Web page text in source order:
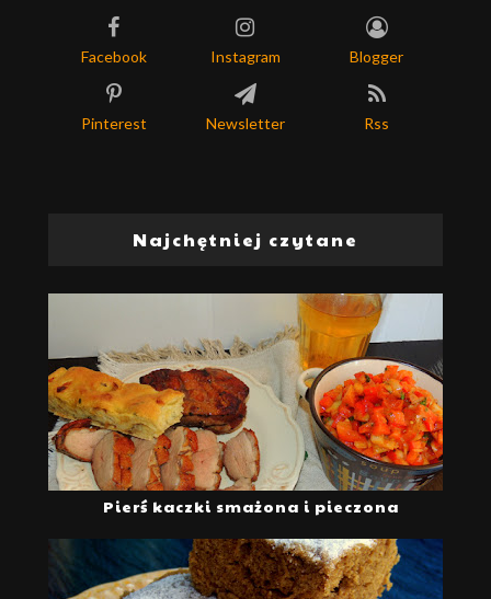
Facebook Instagram Blogger
Pinterest Newsletter Rss
Najchętniej czytane
Pierś kaczki smażona i pieczona